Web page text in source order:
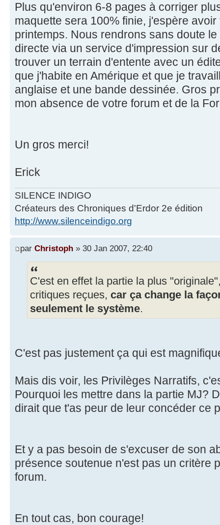
Plus qu'environ 6-8 pages à corriger
maquette sera 100% finie, j'espère
printemps. Nous rendrons sans doute
directe via un service d'impression sur
trouver un terrain d'entente avec un
que j'habite en Amérique et que je
anglaise et une bande dessinée. Gros
mon absence de votre forum et de la
Un gros merci!
Erick
SILENCE INDIGO
Créateurs des Chroniques d'Erdor 2e édition
http://www.silenceindigo.org
par Christoph » 30 Jan 2007, 22:40
C'est en effet la partie la plus
critiques reçues, car ça change la
seulement le système.
C'est pas justement ça qui est
Mais dis voir, les Privilèges Narratifs,
Pourquoi les mettre dans la partie MJ?
dirait que t'as peur de leur concéder ce
Et y a pas besoin de s'excuser de son
présence soutenue n'est pas un critère
forum.
En tout cas, bon courage!